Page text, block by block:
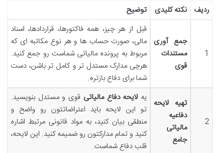
ردیف نکته کلیدی توضیح
1
جمع آوری
مستندات
قوی
قبل از هر چیز، همه فاکتورها، قراردادها، اسناد
مالی، صورت حساب ها و هر نوع مکاتبه ای که
مربوط به پرونده مالیاتی شماست رو جمع کنید.
هرچی مدارک مستدل تر و کامل تر باشن، دست
شما برای دفاع بازتره.
2
تهیه لایحه
دفاعیه
مالیاتی
جامع
یه لایحه دفاع مالیاتی قوی و مستدل بنویسید.
تو این لایحه باید اعتراضاتتون رو واضح و
منطقی بیان کنید، به مواد قانونی مرتبط اشاره
کنید و تمام مدارکتون رو ضمیمه کنید. این لایحه،
قلب دفاع شماست.